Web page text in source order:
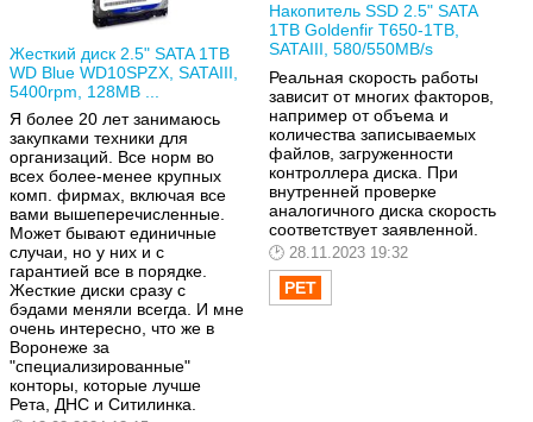
Жесткий диск 2.5" SATA 1TB
WD Blue WD10SPZX, SATAIII,
5400rpm, 128MB ...
Я более 20 лет занимаюсь
закупками техники для
организаций. Все норм во
всех более-менее крупных
комп. фирмах, включая все
вами вышеперечисленные.
Может бывают единичные
случаи, но у них и с
гарантией все в порядке.
Жесткие диски сразу с
бэдами меняли всегда. И мне
очень интересно, что же в
Воронеже за
"специализированные"
конторы, которые лучше
Рета, ДНС и Ситилинка.
Накопитель SSD 2.5" SATA
1TB Goldenfir T650-1TB,
SATAIII, 580/550MB/s
Реальная скорость работы
зависит от многих факторов,
например от объема и
количества записываемых
файлов, загруженности
контроллера диска. При
внутренней проверке
аналогичного диска скорость
соответствует заявленной.
28.11.2023 19:32